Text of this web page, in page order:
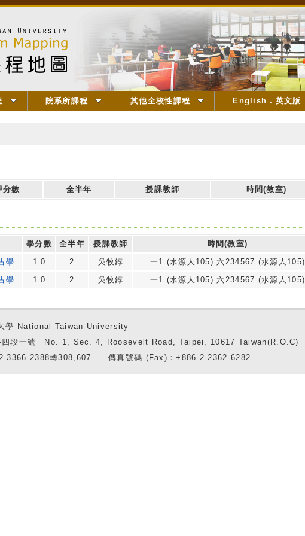
院系所課程 其他全校性課程 English．英文版
分數 全半年 授課教師 時間(教室)
學分數 全半年 授課教師
時間(教室)
學 1.0 2 吳牧錞
一1 (水源人105) 六234567 (水源人105)
學 1.0 2 吳牧錞 一1 (水源人105) 六234567 (水源人105)
學 National Taiwan University
四段一號 No. 1, Sec. 4, Roosevelt Road, Taipei, 10617 Taiwan(R.O.C)
3366-2388轉308,607 傳真號碼 (Fax)：+886-2-2362-6282